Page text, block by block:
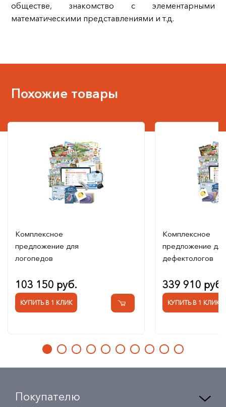
обществе, знакомство с элементарными
математическими представлениями и т.д.
Похожие товары
Комплексное
предложение для
логопедов
103 150 руб.
КУПИТЬ В 1 КЛИК
Комплексное
предложение для
дефектологов
339 910 руб.
КУПИТЬ В 1 КЛИК
Покупателю